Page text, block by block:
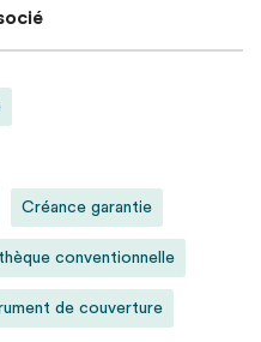
Créance garantie
conventionnelle
de couverture